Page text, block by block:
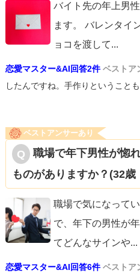
バイト先の年上男
ます。 バレンタイ
ョコを渡して...
恋愛マスター&AI回答2件 ベストア
したんですね。手作りということ
ベストアンサーあり
職場で年下男性が惚
ものがありますか？(32歳
職場で気になって
で、年下の男性が
てどんなサインや...
恋愛マスター&AI回答6件 ベストア